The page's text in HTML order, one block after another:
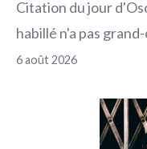
Citation du jour
habillé n'a pas
6 août 2026